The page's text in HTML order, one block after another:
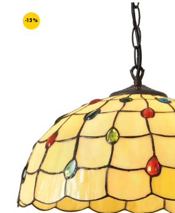
-13%